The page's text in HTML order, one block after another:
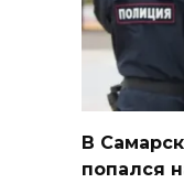
В
попался